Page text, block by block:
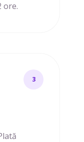
ore.
3